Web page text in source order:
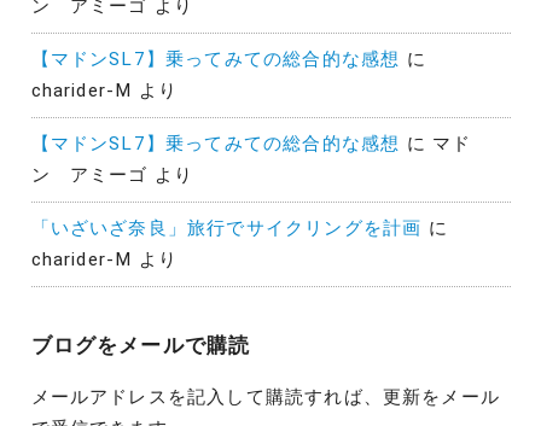
ン アミーゴ より
【マドンSL7】乗ってみての総合的な感想 に
charider-M より
【マドンSL7】乗ってみての総合的な感想 に マド
ン アミーゴ より
「いざいざ奈良」旅行でサイクリングを計画 に
charider-M より
ブログをメールで購読
メールアドレスを記入して購読すれば、更新をメール